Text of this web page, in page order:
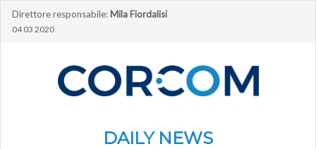
Direttore responsabile: Mila Fiordalisi
04 03 2020
DAILY NEWS